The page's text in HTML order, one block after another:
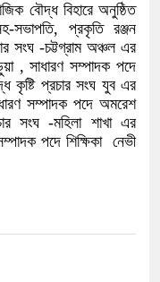
বৌদ্ধ বিহারে অনুষ্ঠিত
সভাপতি, প্রকৃতি রঞ্জন
সংঘ -চট্টগ্রাম অঞ্চল এর
, সাধারণ সম্পাদক পদে
কৃষ্টি প্রচার সংঘ যুব এর
সম্পাদক পদে অমরেশ
সংঘ -মহিলা শাখা এর
পদে শিক্ষিকা নেভী